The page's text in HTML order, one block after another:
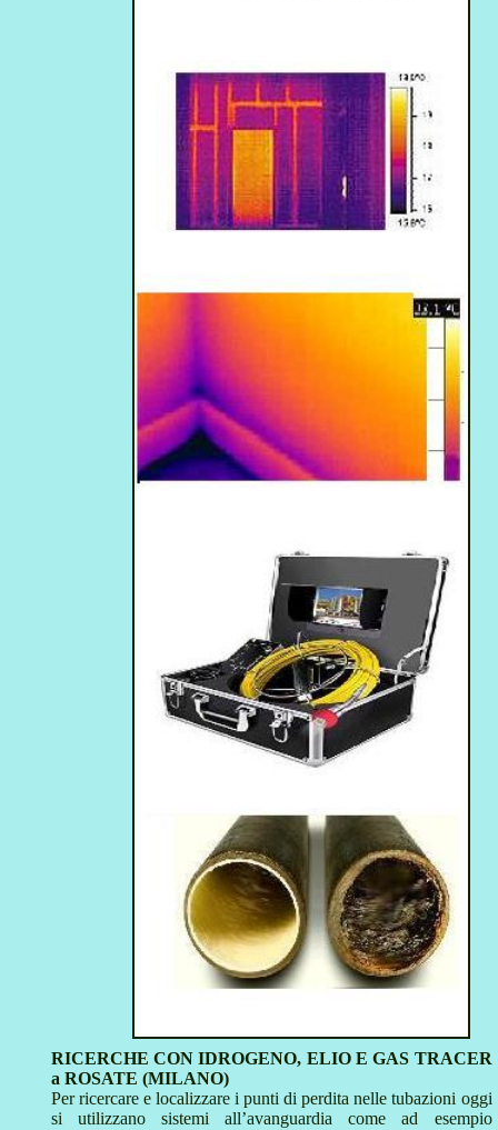
RICERCHE CON IDROGENO, ELIO E GAS TRACER
a ROSATE (MILANO)
Per ricercare e localizzare i punti di perdita nelle tubazioni oggi
si utilizzano sistemi all’avanguardia come ad esempio